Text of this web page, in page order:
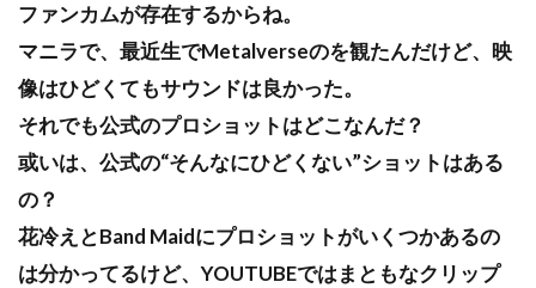
ファンカムが存在するからね。
マニラで、最近生でMetalverseのを観たんだけど、映
像はひどくてもサウンドは良かった。
それでも公式のプロショットはどこなんだ？
或いは、公式の“そんなにひどくない”ショットはある
の？
花冷えとBand Maidにプロショットがいくつかあるの
は分かってるけど、YOUTUBEではまともなクリップ